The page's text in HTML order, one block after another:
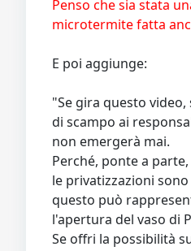
Penso che sia stata
microtermite fatta
E poi aggiunge:
"Se gira questo
di scampo ai
non emergerà mai.
Perché, ponte a
le privatizzazioni
questo può
l'apertura del vaso di
Se offri la possibilità